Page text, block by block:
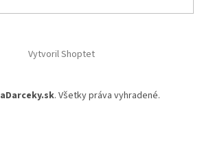
Vytvoril Shoptet
aDarceky.sk. Všetky práva vyhradené.